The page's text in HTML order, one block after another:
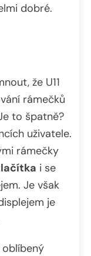
dobré.
že U11
rámečků
to špatně?
uživatele.
rámečky
i se
Je však
je
oblíbený